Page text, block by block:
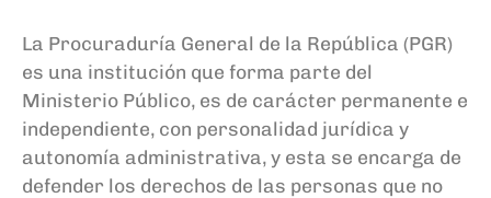
La Procuraduría General de la República (PGR)
es una institución que forma parte del
Ministerio Público, es de carácter permanente e
independiente, con personalidad jurídica y
autonomía administrativa, y esta se encarga de
defender los derechos de las personas que no